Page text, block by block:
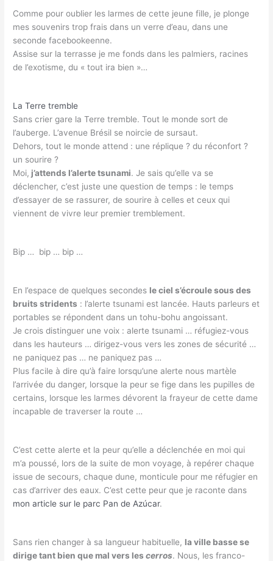
Comme pour oublier les larmes de cette jeune fille, je plonge
mes souvenirs trop frais dans un verre d’eau, dans une
seconde facebookeenne.
Assise sur la terrasse je me fonds dans les palmiers, racines
de l’exotisme, du « tout ira bien »…
La Terre tremble
Sans crier gare la Terre tremble. Tout le monde sort de
l’auberge. L’avenue Brésil se noircie de sursaut.
Dehors, tout le monde attend : une réplique ? du réconfort ?
un sourire ?
Moi, j’attends l’alerte tsunami. Je sais qu’elle va se
déclencher, c’est juste une question de temps : le temps
d’essayer de se rassurer, de sourire à celles et ceux qui
viennent de vivre leur premier tremblement.
Bip … bip … bip …
En l’espace de quelques secondes le ciel s’écroule sous des
bruits stridents : l’alerte tsunami est lancée. Hauts parleurs et
portables se répondent dans un tohu-bohu angoissant.
Je crois distinguer une voix : alerte tsunami … réfugiez-vous
dans les hauteurs … dirigez-vous vers les zones de sécurité …
ne paniquez pas … ne paniquez pas …
Plus facile à dire qu’à faire lorsqu’une alerte nous martèle
l’arrivée du danger, lorsque la peur se fige dans les pupilles de
certains, lorsque les larmes dévorent la frayeur de cette dame
incapable de traverser la route …
C’est cette alerte et la peur qu’elle a déclenchée en moi qui
m’a poussé, lors de la suite de mon voyage, à repérer chaque
issue de secours, chaque dune, monticule pour me réfugier en
cas d’arriver des eaux. C’est cette peur que je raconte dans
mon article sur le parc Pan de Azúcar.
Sans rien changer à sa langueur habituelle, la ville basse se
dirige tant bien que mal vers lescerros. Nous, les franco-